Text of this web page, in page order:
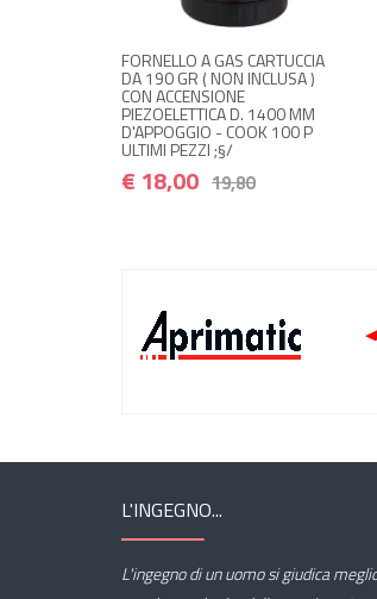
A GAS CARTUCCIA
GR ( NON INCLUSA )
D. 1400 MM
- COOK 100 P
PORTAGOMMA
OTTONE 1/2X10
ITALIA ULTIMI PEZZI
€ 2,00 2,20
L'INGEGNO...
L'ingegno di un uomo si giudica